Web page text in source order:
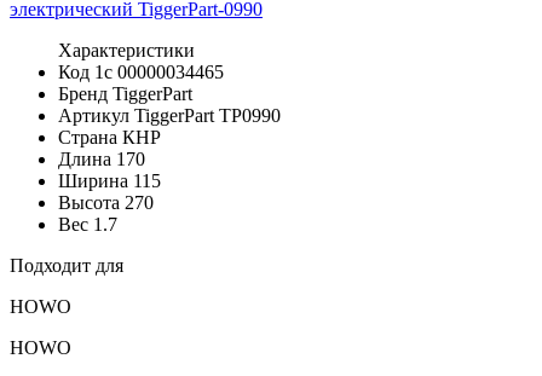
Характеристики
Код 1с 00000034465
Бренд TiggerPart
Артикул TiggerPart TP0990
Страна КНР
Длина 170
Ширина 115
Высота 270
Вес 1.7
Подходит для
HOWO
HOWO